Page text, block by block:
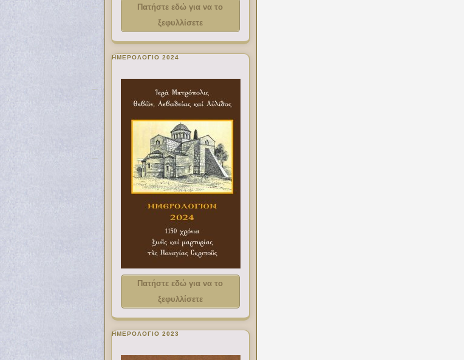
Πατήστε εδώ για να το
ξεφυλλίσετε
ΗΜΕΡΟΛΟΓΙΟ 2024
Πατήστε εδώ για να το
ξεφυλλίσετε
ΗΜΕΡΟΛΟΓΙΟ 2023